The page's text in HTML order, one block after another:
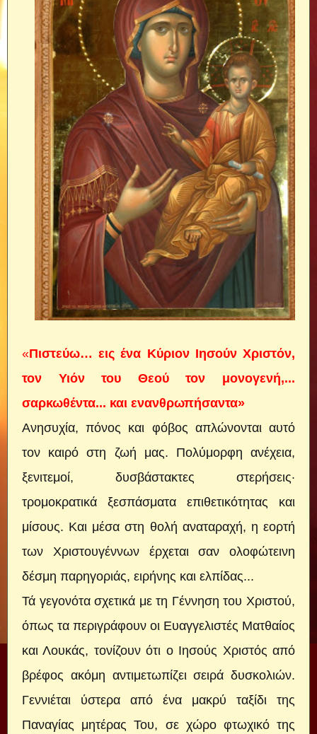
«Πιστεύω… εις ένα Κύριον Ιησούν Χριστόν,
τον Υιόν του Θεού τον μονογενή,...
σαρκωθέντα... και ενανθρωπήσαντα»
Ανησυχία, πόνος και φόβος απλώνονται αυτό
τον καιρό στη ζωή μας. Πολύμορφη ανέχεια,
ξενιτεμοί, δυσβάστακτες στερήσεις·
τρομοκρατικά ξεσπάσματα επιθετικότητας και
μίσους. Και μέσα στη θολή αναταραχή, η εορτή
των Χριστουγέννων έρχεται σαν ολοφώτεινη
δέσμη παρηγοριάς, ειρήνης και ελπίδας...
Τά γεγονότα σχετικά με τη Γέννηση του Χριστού,
όπως τα περιγράφουν οι Ευαγγελιστές Ματθαίος
και Λουκάς, τονίζουν ότι ο Ιησούς Χριστός από
βρέφος ακόμη αντιμετωπίζει σειρά δυσκολιών.
Γεννιέται ύστερα από ένα μακρύ ταξίδι της
Παναγίας μητέρας Του, σε χώρο φτωχικό της